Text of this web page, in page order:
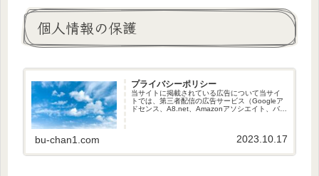
個人情報の保護
プライバシーポリシー
当サイトに掲載されている広告について当サイ
トでは、第三者配信の広告サービス（Googleア
ドセンス、A8.net、Amazonアソシエイト、バリ
bu-chan1.com 2023.10.17